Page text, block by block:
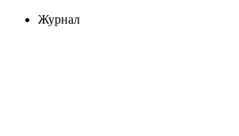
Журнал